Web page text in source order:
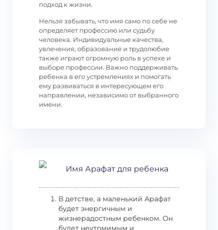
подход к жизни.
Нельзя забывать, что имя само по себе не
определяет профессию или судьбу
человека. Индивидуальные качества,
увлечения, образование и трудолюбие
также играют огромную роль в успехе и
выборе профессии. Важно поддерживать
ребенка в его устремлениях и помогать
ему развиваться в интересующем его
направлении, независимо от выбранного
имени.
Имя Арафат для ребенка
В детстве, а маленький Арафат
будет энергичным и
жизнерадостным ребенком. Он
будет неутомимым и